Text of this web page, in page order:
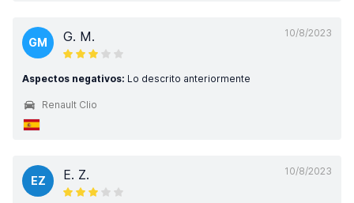
10/8/2023
GM G. M.
Aspectos negativos: Lo descrito anteriormente
Renault Clio
10/8/2023
EZ E. Z.